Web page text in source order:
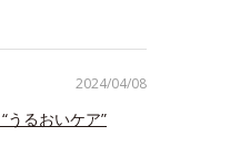
2024/04/08
うるおいケア”